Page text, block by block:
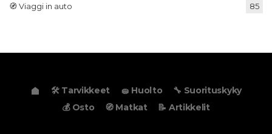
🧭 Viaggi in auto 85
🛠️ Tarvikkeet 🧽 Huolto
🔧 Suorituskyky
💰 Osto
🧭 Matkat 📝 Artikkelit